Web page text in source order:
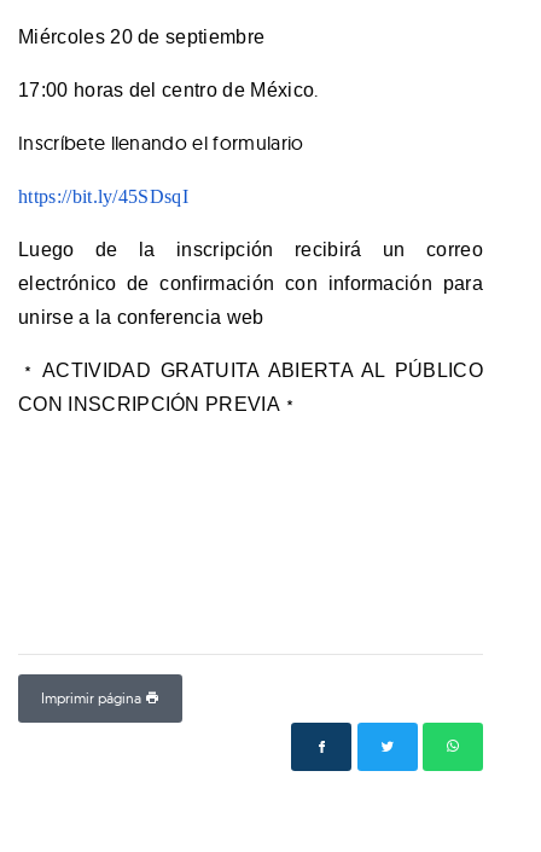
Miércoles 20 de septiembre
17:00 horas del centro de México.
Inscríbete llenando el formulario
https://bit.ly/45SDsqI
Luego de la inscripción recibirá un correo
electrónico de confirmación con información para
unirse a la conferencia web
﹡ACTIVIDAD GRATUITA ABIERTA AL PÚBLICO
CON INSCRIPCIÓN PREVIA ﹡
Imprimir página